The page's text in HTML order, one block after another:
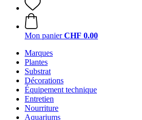
Mon panier CHF 0.00
Marques
Plantes
Substrat
Décorations
Équipement technique
Entretien
Nourriture
Aquariums